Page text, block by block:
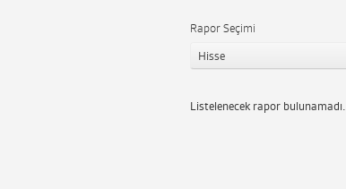
Rapor Seçimi
Hisse
Listelenecek rapor bulunamadı.